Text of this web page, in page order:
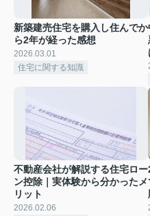
新築建売住宅を購入し住んでか
ら2年が経った感想
2026.03.01
住宅に関する知識
不動産会社が解説する住宅ロー
ン控除｜実体験から分かったメ
リット
2026.02.06